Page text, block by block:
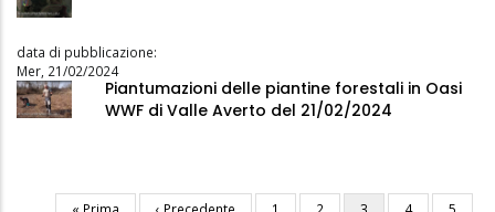
data di pubblicazione:
Mer, 21/02/2024
Piantumazioni delle piantine forestali in Oasi
WWF di Valle Averto del 21/02/2024